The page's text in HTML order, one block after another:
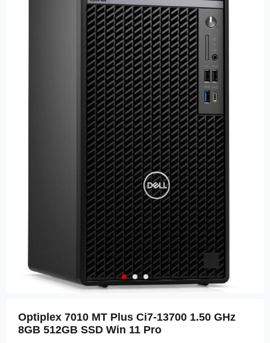
Optiplex 7010 MT Plus Ci7-13700 1.50 GHz
8GB 512GB SSD Win 11 Pro